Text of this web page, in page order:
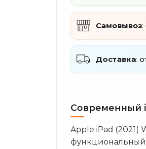
Самовывоз:
Доставка:
Современный
Apple iPad (2021)
функциональный